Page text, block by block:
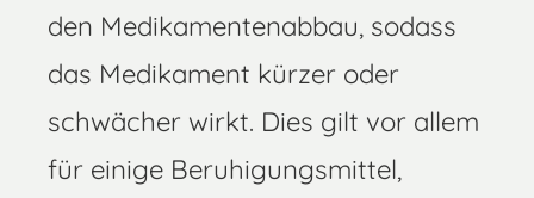
den Medikamentenabbau, sodass
das Medikament kürzer oder
schwächer wirkt. Dies gilt vor allem
für einige Beruhigungsmittel,